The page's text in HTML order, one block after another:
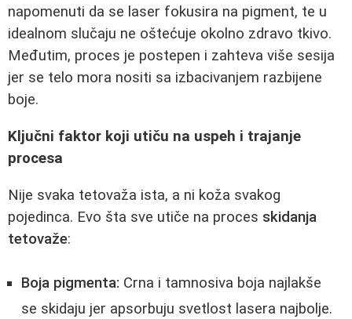
napomenuti da se laser fokusira na pigment, te u
idealnom slučaju ne oštećuje okolno zdravo tkivo.
Međutim, proces je postepen i zahteva više sesija
jer se telo mora nositi sa izbacivanjem razbijene
boje.
Ključni faktor koji utiču na uspeh i trajanje
procesa
Nije svaka tetovaža ista, a ni koža svakog
pojedinca. Evo šta sve utiče na proces skidanja
tetovaže:
Boja pigmenta: Crna i tamnosiva boja najlakše
se skidaju jer apsorbuju svetlost lasera najbolje.